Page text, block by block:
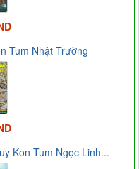
Tum Nhật Trường
Kon Tum Ngọc Linh...